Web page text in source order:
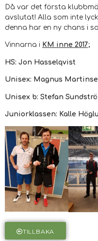
Då var det första
avslutat! Alla som inte
denna har en ny chans i
Vinnarna i KM inne 2017;
HS: Jon Hasselqvist
Unisex: Magnus
Unisex b: Stefan
Juniorklassen: Kalle
TILLBAKA